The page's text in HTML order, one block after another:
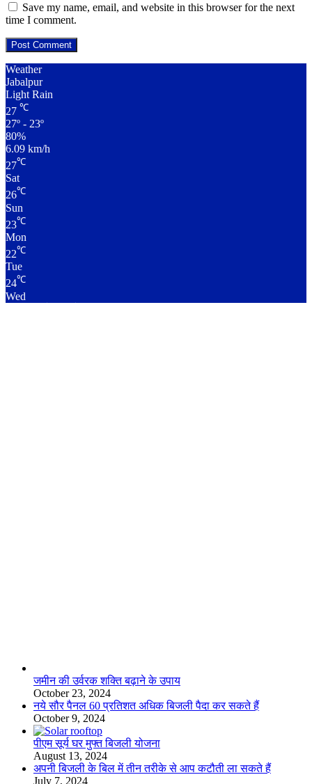
Save my name, email, and website in this browser for the next
time I comment.
Weather
Jabalpur
Light Rain
27 ℃
27º - 23º
80%
6.09 km/h
27℃
Sat
26℃
Sun
23℃
Mon
22℃
Tue
24℃
Wed
जमीन की उर्वरक शक्ति बढ़ाने के उपाय
October 23, 2024
नये सौर पैनल 60 प्रतिशत अधिक बिजली पैदा कर सकते हैं
October 9, 2024
पीएम सूर्य घर मुफ्त बिजली योजना
August 13, 2024
अपनी बिजली के बिल में तीन तरीके से आप कटौती ला सकते हैं
July 7, 2024